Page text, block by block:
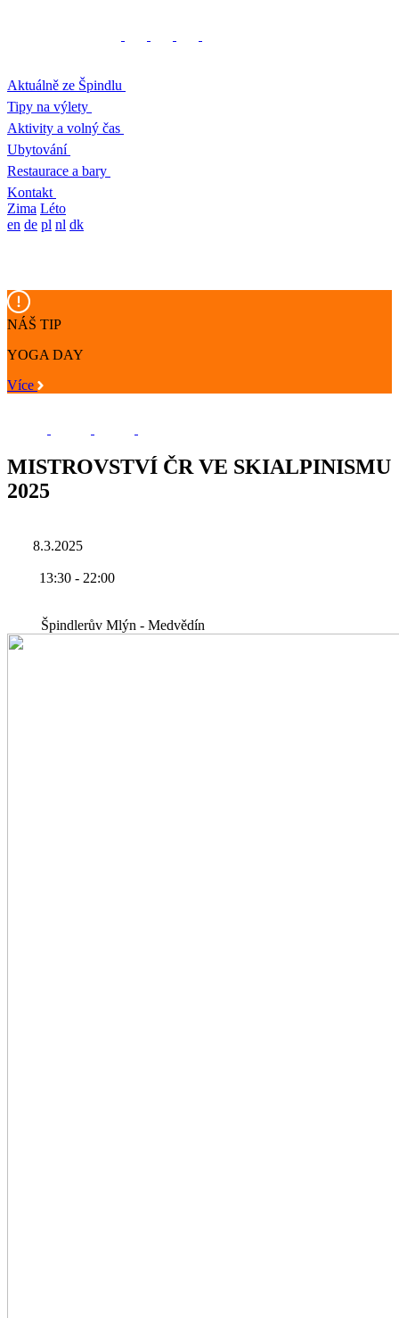
Aktuálně ze Špindlu
Tipy na výlety
Aktivity a volný čas
Ubytování
Restaurace a bary
Kontakt
Zima Léto
en de pl nl dk
NÁŠ TIP
YOGA DAY
Více
MISTROVSTVÍ ČR VE SKIALPINISMU
2025
8.3.2025
13:30 - 22:00
Špindlerův Mlýn - Medvědín